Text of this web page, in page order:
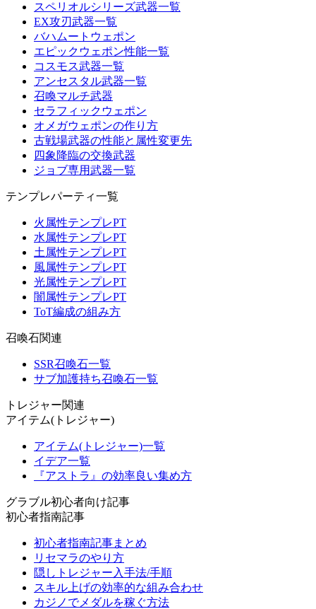
スペリオルシリーズ武器一覧
EX攻刃武器一覧
バハムートウェポン
エピックウェポン性能一覧
コスモス武器一覧
アンセスタル武器一覧
召喚マルチ武器
セラフィックウェポン
オメガウェポンの作り方
古戦場武器の性能と属性変更先
四象降臨の交換武器
ジョブ専用武器一覧
テンプレパーティ一覧
火属性テンプレPT
水属性テンプレPT
土属性テンプレPT
風属性テンプレPT
光属性テンプレPT
闇属性テンプレPT
ToT編成の組み方
召喚石関連
SSR召喚石一覧
サブ加護持ち召喚石一覧
トレジャー関連
アイテム(トレジャー)
アイテム(トレジャー)一覧
イデア一覧
『アストラ』の効率良い集め方
グラブル初心者向け記事
初心者指南記事
初心者指南記事まとめ
リセマラのやり方
隠しトレジャー入手法/手順
スキル上げの効率的な組み合わせ
カジノでメダルを稼ぐ方法